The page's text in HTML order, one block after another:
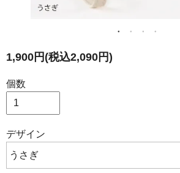
1,900円(税込2,090円)
個数
デザイン